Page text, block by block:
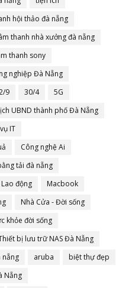
hội thảo đà nẵng
thanh nhà xưởng đà nẵng
thanh sony
nghiệp Đà Nẵng
9 30/4
5G
UBND thành phố Đà Nẵng
IT
Công nghệ Ai
tải đà nẵng
Lao động
Macbook
Nhà Cửa - Đời sống
khỏe đời sống
bị lưu trữ NAS Đà Nẵng
nẵng aruba
biệt thự đẹp
Nẵng